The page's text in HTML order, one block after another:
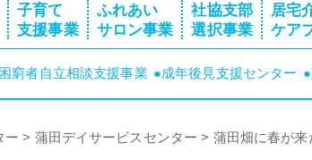
子育て
支援事業
ふれあい
サロン事業
社協支部
選択事業
居宅
ケア
窮者自立相談支援事業 ●成年後見支援センター
ー > 蒲田デイサービスセンター > 蒲田畑に春が来